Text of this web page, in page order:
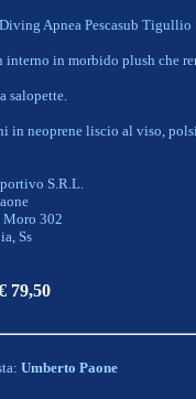
Apnea Pescasub
interno in morbido plush che
salopette.
in neoprene liscio al viso,
S.R.L.
302
Ss
79,50
Umberto Paone